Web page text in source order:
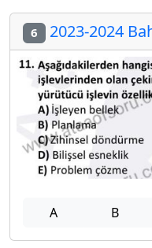
6 2023-2024
A B